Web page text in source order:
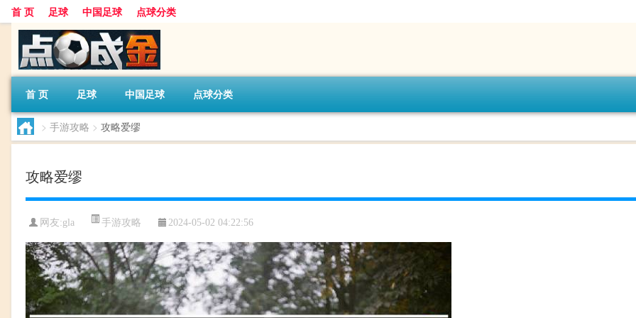
首 页 足球 中国足球 点球分类
首 页 足球 中国足球 点球分类
> 手游攻略 > 攻略爱缪
攻略爱缪
网友:gla 手游攻略 2024-05-02 04:22:56